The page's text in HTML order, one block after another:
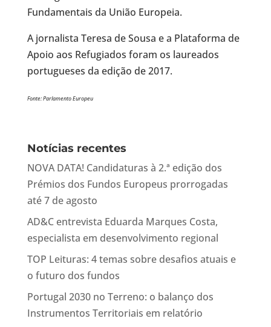
Fundamentais da União Europeia.
A jornalista Teresa de Sousa e a Plataforma de
Apoio aos Refugiados foram os laureados
portugueses da edição de 2017.
Fonte: Parlamento Europeu
Notícias recentes
NOVA DATA! Candidaturas à 2.ª edição dos
Prémios dos Fundos Europeus prorrogadas
até 7 de agosto
AD&C entrevista Eduarda Marques Costa,
especialista em desenvolvimento regional
TOP Leituras: 4 temas sobre desafios atuais e
o futuro dos fundos
Portugal 2030 no Terreno: o balanço dos
Instrumentos Territoriais em relatório